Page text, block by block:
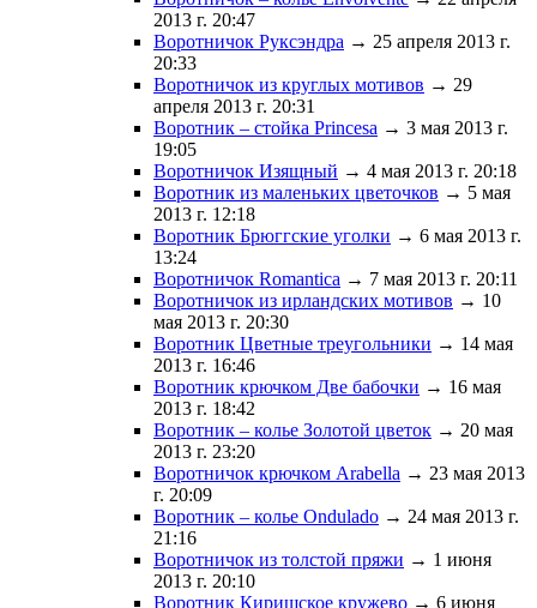
2013 г. 20:47
Воротничок Руксэндра → 25 апреля 2013 г.
20:33
Воротничок из круглых мотивов → 29
апреля 2013 г. 20:31
Воротник – стойка Princesa → 3 мая 2013 г.
19:05
Воротничок Изящный → 4 мая 2013 г. 20:18
Воротник из маленьких цветочков → 5 мая
2013 г. 12:18
Воротник Брюггские уголки → 6 мая 2013 г.
13:24
Воротничок Romantica → 7 мая 2013 г. 20:11
Воротничок из ирландских мотивов → 10
мая 2013 г. 20:30
Воротник Цветные треугольники → 14 мая
2013 г. 16:46
Воротник крючком Две бабочки → 16 мая
2013 г. 18:42
Воротник – колье Золотой цветок → 20 мая
2013 г. 23:20
Воротничок крючком Arabella → 23 мая 2013
г. 20:09
Воротник – колье Ondulado → 24 мая 2013 г.
21:16
Воротничок из толстой пряжи → 1 июня
2013 г. 20:10
Воротник Киришское кружево → 6 июня